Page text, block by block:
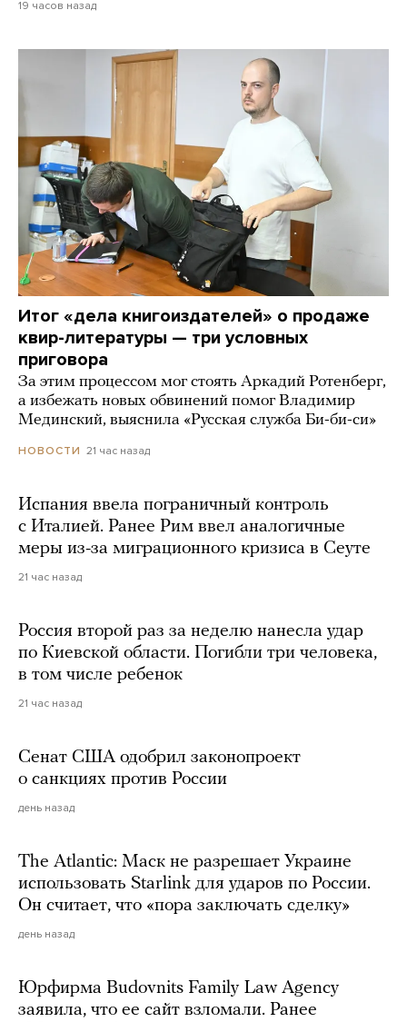
19 часов назад
Итог «дела книгоиздателей» о продаже
квир-литературы — три условных
приговора
За этим процессом мог стоять Аркадий Ротенберг,
а избежать новых обвинений помог Владимир
Мединский, выяснила «Русская служба Би-би-си»
НОВОСТИ 21 час назад
Испания ввела пограничный контроль
с Италией. Ранее Рим ввел аналогичные
меры из-за миграционного кризиса в Сеуте
21 час назад
Россия второй раз за неделю нанесла удар
по Киевской области. Погибли три человека,
в том числе ребенок
21 час назад
Сенат США одобрил законопроект
о санкциях против России
день назад
The Atlantic: Маск не разрешает Украине
использовать Starlink для ударов по России.
Он считает, что «пора заключать сделку»
день назад
Юрфирма Budovnits Family Law Agency
заявила, что ее сайт взломали. Ранее